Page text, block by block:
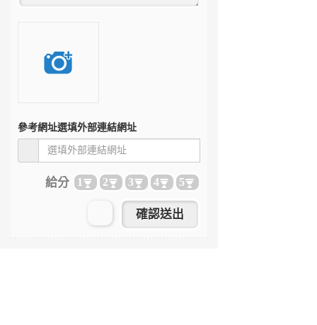
參考網址選填外部連結網址
給分 1 2 3 4 5